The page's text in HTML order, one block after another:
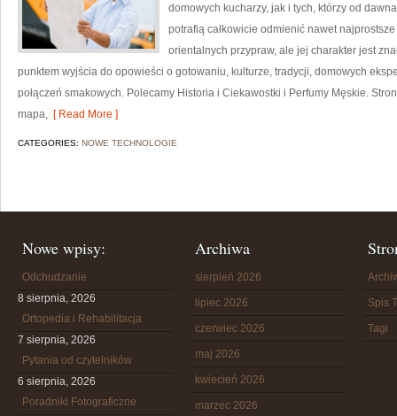
domowych kucharzy, jak i tych, którzy od
potrafią całkowicie odmienić nawet
orientalnych przypraw, ale jej charakter jest
punktem wyjścia do opowieści o gotowaniu, kulturze, tradycji, domowych
połączeń smakowych. Polecamy Historia i Ciekawostki i Perfumy Męskie.
mapa, [ Read More ]
CATEGORIES: NOWE TECHNOLOGIE
Nowe wpisy:
Odchudzanie
8 sierpnia, 2026
Ortopedia i Rehabilitacja
7 sierpnia, 2026
Pytania od czytelników
6 sierpnia, 2026
Poradniki Fotograficzne
Archiwa
sierpień 2026
lipiec 2026
czerwiec 2026
maj 2026
kwiecień 2026
marzec 2026
Spis
Tagi